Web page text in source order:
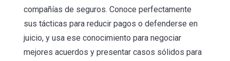
compañías de seguros. Conoce perfectamente
sus tácticas para reducir pagos o defenderse en
juicio, y usa ese conocimiento para negociar
mejores acuerdos y presentar casos sólidos para